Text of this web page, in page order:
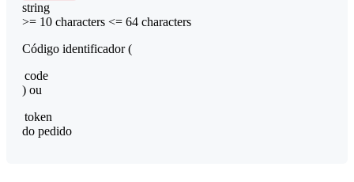
string
>= 10 characters <= 64 characters
Código identificador (
code
) ou
token
do pedido